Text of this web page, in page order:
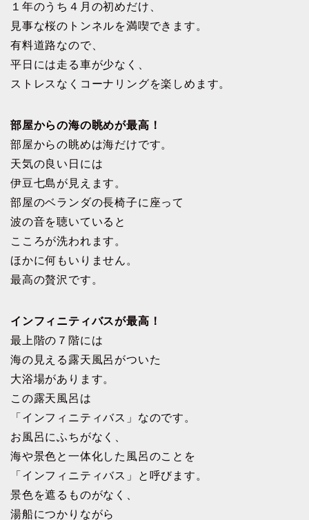
１年のうち４月の初めだけ、
見事な桜のトンネルを満喫できます。
有料道路なので、
平日には走る車が少なく、
ストレスなくコーナリングを楽しめます。
部屋からの海の眺めが最高！
部屋からの眺めは海だけです。
天気の良い日には
伊豆七島が見えます。
部屋のベランダの長椅子に座って
波の音を聴いていると
こころが洗われます。
ほかに何もいりません。
最高の贅沢です。
インフィニティバスが最高！
最上階の７階には
海の見える露天風呂がついた
大浴場があります。
この露天風呂は
「インフィニティバス」なのです。
お風呂にふちがなく、
海や景色と一体化した風呂のことを
「インフィニティバス」と呼びます。
景色を遮るものがなく、
湯船につかりながら